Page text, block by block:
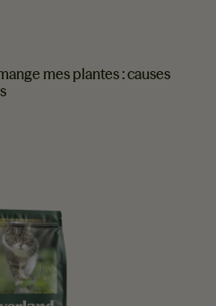
mes plantes : causes